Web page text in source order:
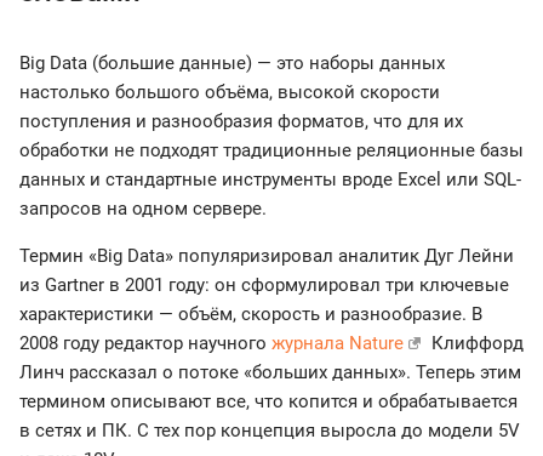
Big Data (большие данные) — это наборы данных
настолько большого объёма, высокой скорости
поступления и разнообразия форматов, что для их
обработки не подходят традиционные реляционные базы
данных и стандартные инструменты вроде Excel или SQL-
запросов на одном сервере.
Термин «Big Data» популяризировал аналитик Дуг Лейни
из Gartner в 2001 году: он сформулировал три ключевые
характеристики — объём, скорость и разнообразие. В
2008 году редактор научного журнала Nature
Клиффорд
Линч рассказал о потоке «больших данных». Теперь этим
термином описывают все, что копится и обрабатывается
в сетях и ПК. С тех пор концепция выросла до модели 5V